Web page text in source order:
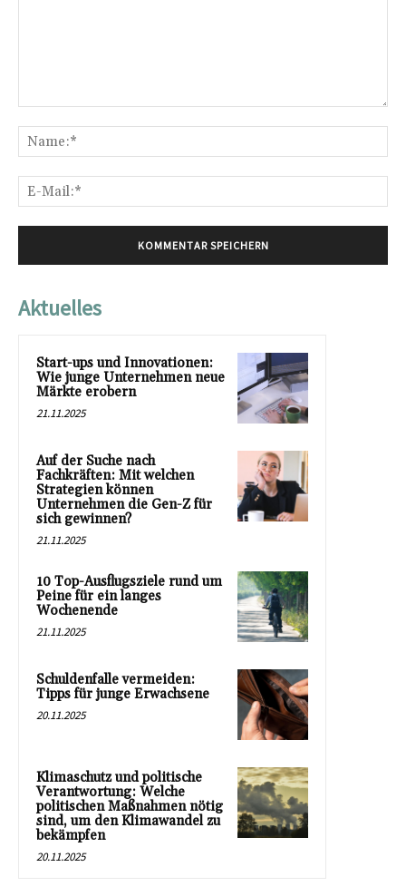
Aktuelles
Start-ups und Innovationen:
Wie junge Unternehmen neue
Märkte erobern
21.11.2025
Auf der Suche nach
Fachkräften: Mit welchen
Strategien können
Unternehmen die Gen-Z für
sich gewinnen?
21.11.2025
10 Top-Ausflugsziele rund um
Peine für ein langes
Wochenende
21.11.2025
Schuldenfalle vermeiden:
Tipps für junge Erwachsene
20.11.2025
Klimaschutz und politische
Verantwortung: Welche
politischen Maßnahmen nötig
sind, um den Klimawandel zu
bekämpfen
20.11.2025